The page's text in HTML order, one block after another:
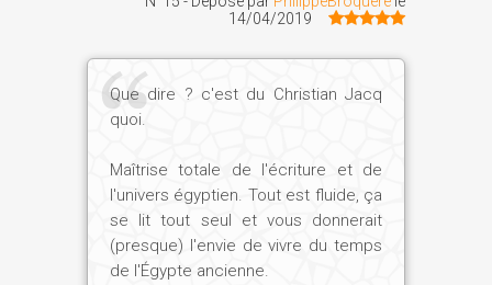
perdaient leurs privilèges. Vu la
et son sens de la fonction vitale qu'il
remplissait, hors de question de reculer,
même si la réunification exigeait une
Dans un tout autre genre, nous faisons la
14/04/2019
Que dire ? c'est du Christian Jacq
quoi.
Maîtrise totale de l'écriture et de
l'univers égyptien. Tout est fluide, ça
se lit tout seul et vous donnerait
(presque) l'envie de vivre du temps
de l'Égypte ancienne.